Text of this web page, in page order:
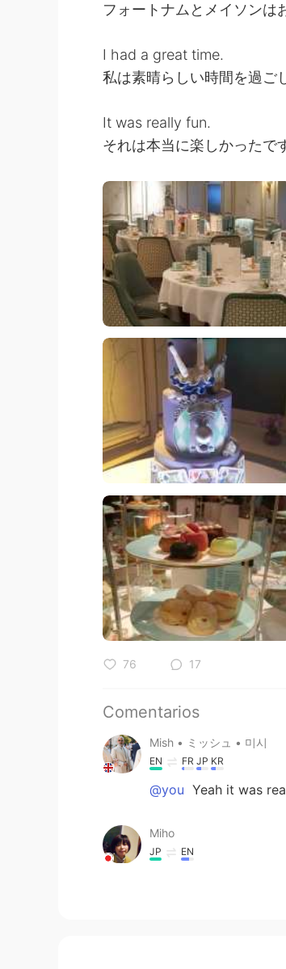
フォートナムとメイソンは
I had a great time.
私は素晴らしい時間を過ご
It was really fun.
それは本当に楽しかったで
76 17
Comentarios
Mish • ミッシュ • 미시
EN FR JP KR
@you Yeah it was
Miho
JP EN